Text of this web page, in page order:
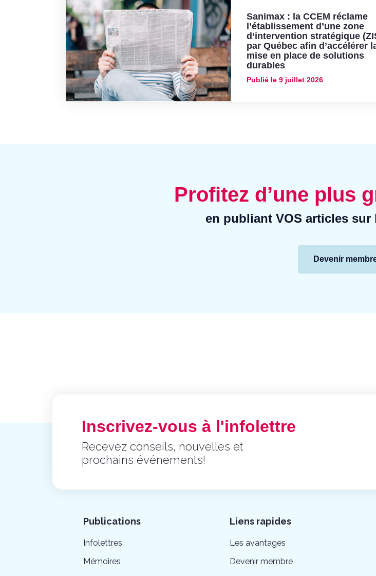
Sanimax : la CCEM réclame
l’établissement d’une zone
d’intervention stratégique
par Québec afin d’accélérer
mise en place de solutions
durables
Publié le 9 juillet 2026
Profitez d’une plus
en publiant VOS articles sur
Devenir
Inscrivez-vous à l'infolettre
Recevez conseils, nouvelles et
prochains événements!
Publications
Infolettres
Mémoires
Liens rapides
Les avantages
Devenir membre